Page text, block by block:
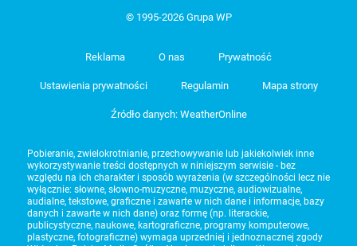
© 1995-2026 Grupa WP
Reklama O nas Prywatność
Ustawienia prywatności Regulamin Mapa strony
Źródło danych: WeatherOnline
Pobieranie, zwielokrotnianie, przechowywanie lub jakiekolwiek inne
wykorzystywanie treści dostępnych w niniejszym serwisie - bez
względu na ich charakter i sposób wyrażenia (w szczególności lecz nie
wyłącznie: słowne, słowno-muzyczne, muzyczne, audiowizualne,
audialne, tekstowe, graficzne i zawarte w nich dane i informacje, bazy
danych i zawarte w nich dane) oraz formę (np. literackie,
publicystyczne, naukowe, kartograficzne, programy komputerowe,
plastyczne, fotograficzne) wymaga uprzedniej i jednoznacznej zgody